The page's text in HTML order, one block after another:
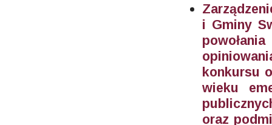
i Gminy
konkursu
wieku
oraz